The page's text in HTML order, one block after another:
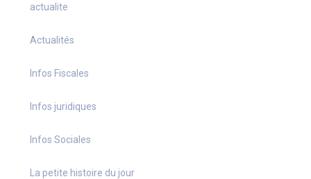
actualite
Actualités
Infos Fiscales
Infos juridiques
Infos Sociales
La petite histoire du jour